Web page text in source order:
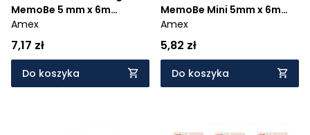
MemoBe 5 mm x 6m
(MK015-01)
Amex
7,17 zł
Do koszyka
MemoBe Mini 5mm x 6m
(MK012-01)
Amex
5,82 zł
Do koszyka